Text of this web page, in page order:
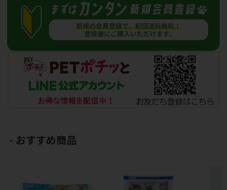
おすすめ商品